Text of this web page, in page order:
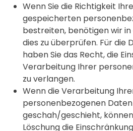
Wenn Sie die Richtigkeit
gespeicherten
bestreiten, benötigen wir in
dies zu überprüfen. Für die
haben Sie das Recht, die
Verarbeitung Ihrer
zu verlangen.
Wenn die Verarbeitung
personenbezogenen
geschah/geschieht,
Löschung die